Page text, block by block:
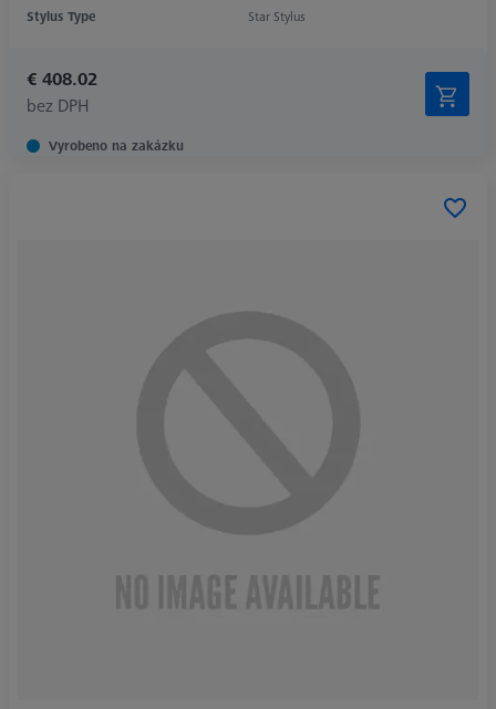
Stylus Type
Star Stylus
€ 408.02
bez DPH
Vyrobeno na zakázku